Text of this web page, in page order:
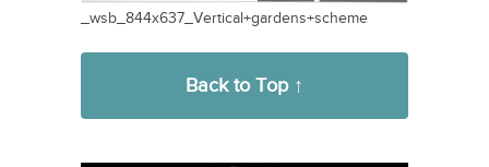
_wsb_844x637_Vertical+gardens+scheme
Back to Top ↑